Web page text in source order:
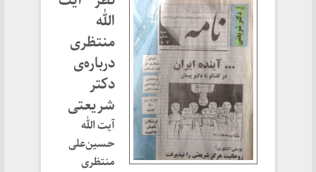
الله
منتظری
درباره‌ی
دکتر
شریعتی
آیت الله
حسین‌علی
منتظری